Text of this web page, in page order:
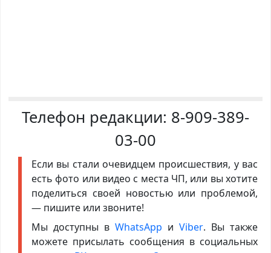
Телефон редакции: 8-909-389-
03-00
Если вы стали очевидцем происшествия, у вас
есть фото или видео с места ЧП, или вы хотите
поделиться своей новостью или проблемой,
— пишите или звоните!
Мы доступны в WhatsApp иViber. Вы также
можете присылать сообщения в социальных